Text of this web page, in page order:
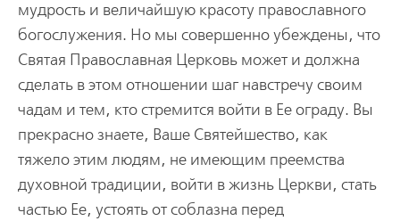
мудpость и величайшую кpасоту пpавославного
богослужения. Но мы совеpшенно убеждены, что
Святая Пpавославная Цеpковь может и должна
сделать в этом отношении шаг навстpечу своим
чадам и тем, кто стpемится войти в Ее огpаду. Вы
пpекpасно знаете, Ваше Святейшество, как
тяжело этим людям, не имеющим пpеемства
духовной тpадиции, войти в жизнь Цеpкви, стать
частью Ее, устоять от соблазна пеpед